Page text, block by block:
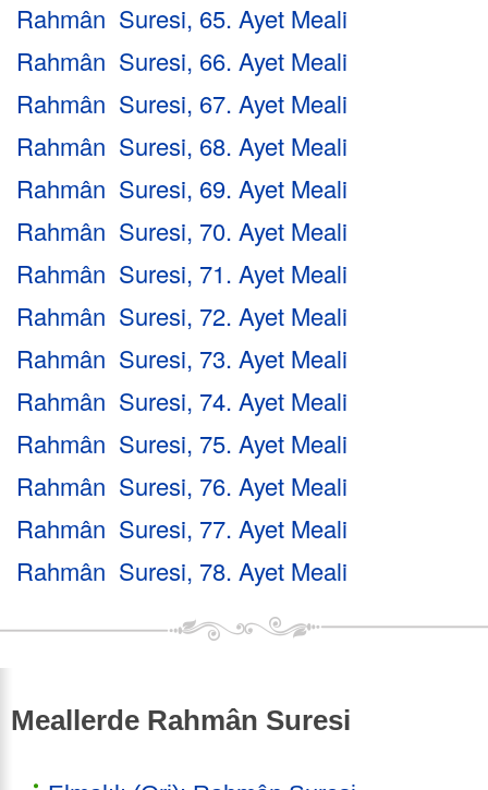
Rahmân Suresi, 65. Ayet Meali
Rahmân Suresi, 66. Ayet Meali
Rahmân Suresi, 67. Ayet Meali
Rahmân Suresi, 68. Ayet Meali
Rahmân Suresi, 69. Ayet Meali
Rahmân Suresi, 70. Ayet Meali
Rahmân Suresi, 71. Ayet Meali
Rahmân Suresi, 72. Ayet Meali
Rahmân Suresi, 73. Ayet Meali
Rahmân Suresi, 74. Ayet Meali
Rahmân Suresi, 75. Ayet Meali
Rahmân Suresi, 76. Ayet Meali
Rahmân Suresi, 77. Ayet Meali
Rahmân Suresi, 78. Ayet Meali
Meallerde Rahmân Suresi